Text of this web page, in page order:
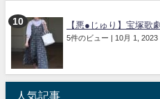
【悪●じゅり】宝塚歌
5件のビュー | 10月 1,
人気記事